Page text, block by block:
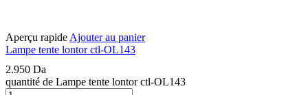
Aperçu rapide Ajouter au panier
Lampe tente lontor ctl-OL143
2.950 Da
quantité de Lampe tente lontor ctl-OL143